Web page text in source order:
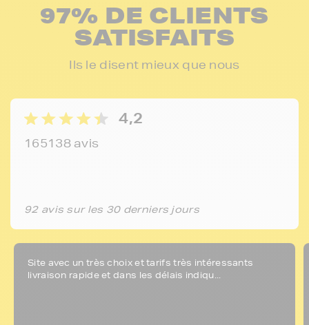
97% DE CLIENTS
SATISFAITS
Ils le disent mieux que nous
4,2
165138 avis
92 avis sur les 30 derniers jours
Site avec un très choix et tarifs très intéressants
livraison rapide et dans les délais indiqu...